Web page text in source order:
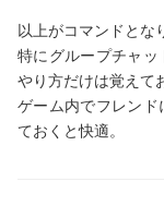
以上がコマンドとな
特にグループチャ
やり方だけは覚えて
ゲーム内でフレンド
ておくと快適。